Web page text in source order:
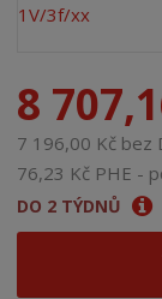
8
7 196,00 Kč bez
76,23 Kč PHE -
DO 2 TÝDNŮ